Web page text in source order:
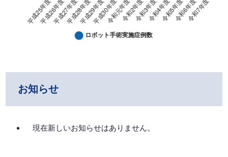
平成25年度 14
平成26年度 47
お知らせ
現在新しいお知らせはありません。